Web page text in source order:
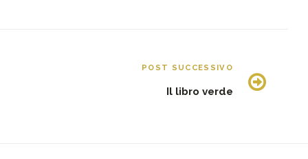
POST SUCCESSIVO
Il libro verde